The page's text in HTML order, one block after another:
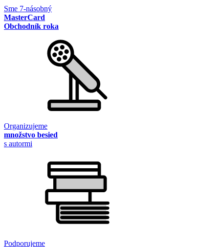
Sme 7-násobný
MasterCard
Obchodník roka
Organizujeme
množstvo besied
s autormi
Podporujeme